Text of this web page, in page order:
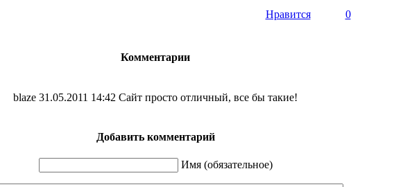
Нравится 0
Комментарии
blaze 31.05.2011 14:42 Сайт просто отличный, все бы такие!
Добавить комментарий
Имя (обязательное)